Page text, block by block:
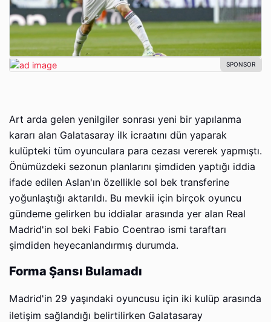
Art arda gelen yenilgiler sonrası yeni bir yapılanma
kararı alan Galatasaray ilk icraatını dün yaparak
kulüpteki tüm oyunculara para cezası vererek yapmıştı.
Önümüzdeki sezonun planlarını şimdiden yaptığı iddia
ifade edilen Aslan'ın özellikle sol bek transferine
yoğunlaştığı aktarıldı. Bu mevkii için birçok oyuncu
gündeme gelirken bu iddialar arasında yer alan Real
Madrid'in sol beki Fabio Coentrao ismi taraftarı
şimdiden heyecanlandırmış durumda.
Forma Şansı Bulamadı
Madrid'in 29 yaşındaki oyuncusu için iki kulüp arasında
iletişim sağlandığı belirtilirken Galatasaray